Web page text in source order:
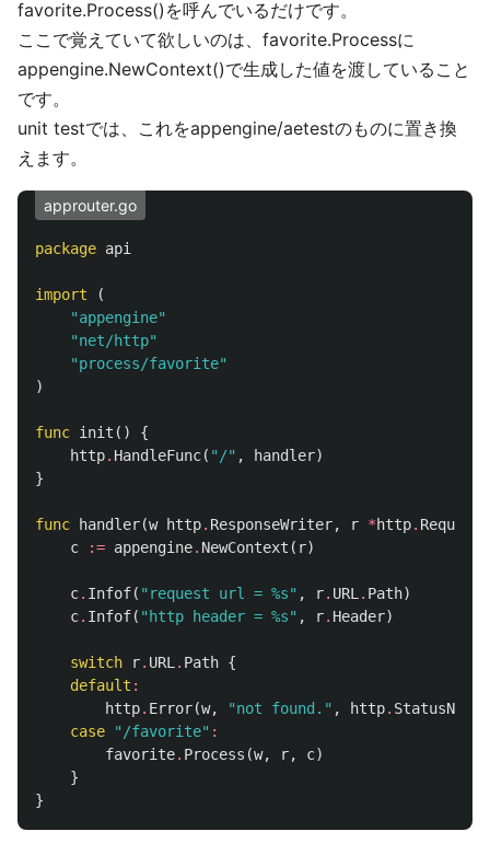
favorite.Process()を呼んでいるだけです。
ここで覚えていて欲しいのは、favorite.Processに
appengine.NewContext()で生成した値を渡していること
です。
unit testでは、これをappengine/aetestのものに置き換
えます。
approuter.go
package api
import
(
"appengine"
"net/http"
"process/favorite"
)
func init ()
{
http. HandleFunc( "/" , handler)
}
func handler(w http. ResponseWriter, r *http. Request
c
:= appengine. NewContext ( r)
c. Infof( "request url = %s" , r. URL . Path)
c. Infof( "http header = %s" , r. Header)
switch r. URL . Path {
default :
http. Error(w, "not found." , http.
case
"/favorite" :
favorite. Process (w, r, c)
}
}